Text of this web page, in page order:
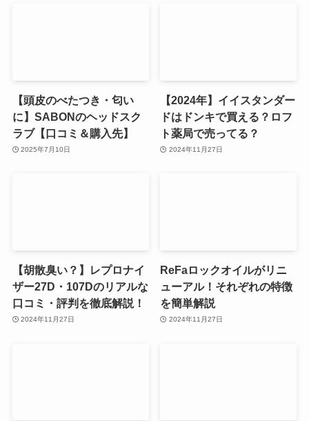
【頭皮のべたつき・匂い
に】SABONのヘッドスク
ラブ【口コミ＆購入先】
2025年7月10日
【2024年】イイスタンダー
ドはドンキで買える？ロフ
ト薬局で売ってる？
2024年11月27日
【胡散臭い？】レプロナイ
ザー27D・107Dのリアルな
口コミ・評判を徹底解説！
2024年11月27日
ReFaロックオイルがリニ
ューアル！それぞれの特徴
を簡単解説
2024年11月27日